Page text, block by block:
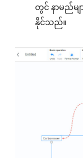
တွင် နာမည်
နိုင်သည်။